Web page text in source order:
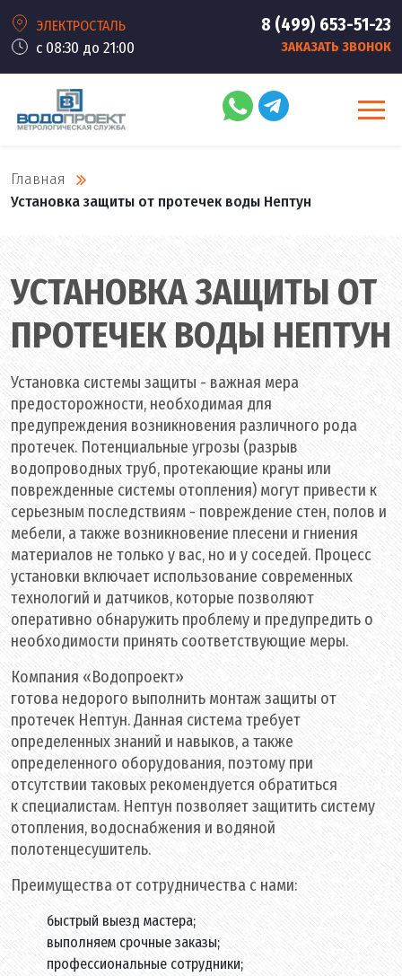
ЭЛЕКТРОСТАЛЬ
с 08:30 до 21:00
8 (499) 653-51-23
ЗАКАЗАТЬ ЗВОНОК
Главная
Установка защиты от протечек воды Нептун
УСТАНОВКА ЗАЩИТЫ ОТ
ПРОТЕЧЕК ВОДЫ НЕПТУН
Установка системы защиты - важная мера
предосторожности, необходимая для
предупреждения возникновения различного рода
протечек. Потенциальные угрозы (разрыв
водопроводных труб, протекающие краны или
поврежденные системы отопления) могут привести к
серьезным последствиям - повреждение стен, полов и
мебели, а также возникновение плесени и гниения
материалов не только у вас, но и у соседей. Процесс
установки включает использование современных
технологий и датчиков, которые позволяют
оперативно обнаружить проблему и предупредить о
необходимости принять соответствующие меры.
Компания «Водопроект»
готова недорого выполнить монтаж защиты от
протечек Нептун. Данная система требует
определенных знаний и навыков, а также
определенного оборудования, поэтому при
отсутствии таковых рекомендуется обратиться
к специалистам. Нептун позволяет защитить систему
отопления, водоснабжения и водяной
полотенцесушитель.
Преимущества от сотрудничества с нами:
быстрый выезд мастера;
выполняем срочные заказы;
профессиональные сотрудники;